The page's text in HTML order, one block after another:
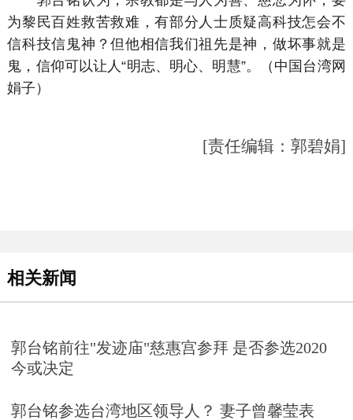
为黎民百姓救苦救难，有部分人士质疑高科技怎会不
信科技信鬼神？但他相信我们祖先是神，做坏事就是
鬼，信仰可以让人“明志、明心、明慧”。（中国台湾网
娟子）
[责任编辑：郭碧娟]
相关新闻
郭台铭前往"发迹庙"慈惠宫参拜 是否参选2020
今或决定
郭台铭参选台湾地区领导人？ 妻子曾馨莹表